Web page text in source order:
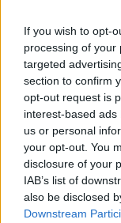
If you wish to opt-
processing of your
targeted
section to confirm
opt-out request is
interest-based
us or personal
your opt-out. You
disclosure of your
IAB’s list of
also be disclosed
Downstream
Αν και εξωτερικά
, το
πολυτέλεια της
ποιότητας,
Hi-Fi
κατόπιν
169 εκατομμύρια
η έκδοση LM/